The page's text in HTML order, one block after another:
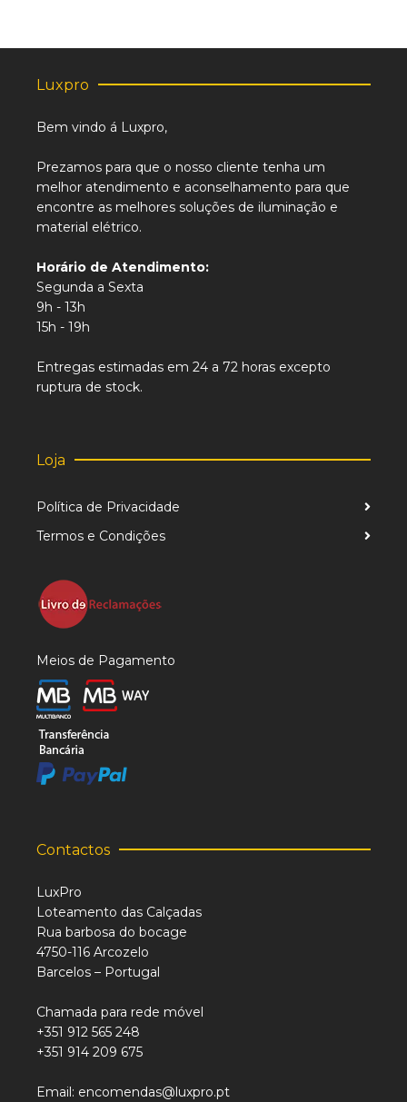
Luxpro
Bem vindo á Luxpro,
Prezamos para que o nosso cliente tenha um
melhor atendimento e aconselhamento para que
encontre as melhores soluções de iluminação e
material elétrico.
Horário de Atendimento:
Segunda a Sexta
9h - 13h
15h - 19h
Entregas estimadas em 24 a 72 horas excepto
ruptura de stock.
Loja
Política de Privacidade
Termos e Condições
Meios de Pagamento
Contactos
LuxPro
Loteamento das Calçadas
Rua barbosa do bocage
4750-116 Arcozelo
Barcelos – Portugal
Chamada para rede móvel
+351 912 565 248
+351 914 209 675
Email: encomendas@luxpro.pt